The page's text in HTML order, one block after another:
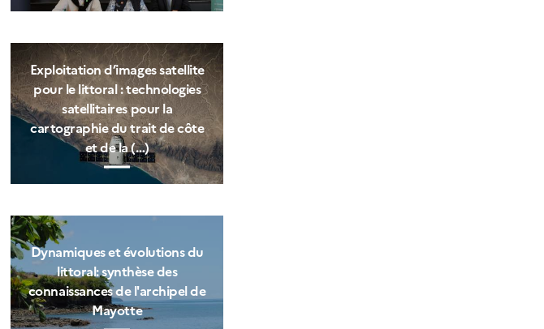
Exploitation d’images satellite
pour le littoral : technologies
satellitaires pour la
cartographie du trait de côte
et de la (…)
Dynamiques et évolutions du
littoral: synthèse des
connaissances de l'archipel de
Mayotte